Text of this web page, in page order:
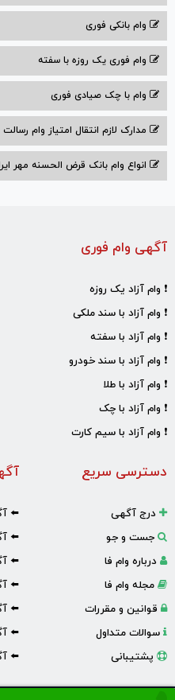
وام بانکی فوری
وام فوری یک روزه با سفته
وام با‌ چک صیادی‌ فوری
مدارک لازم انتقال امتیاز وام رسالت
انواع وام بانک قرض الحسنه مهر ایران
آگهی وام فوری
❗ وام آزاد یک روزه
❗ وام آزاد با سند ملکی
❗ وام آزاد با سفته
❗ وام آزاد با سند خودرو
❗ وام آزاد با طلا
❗ وام آزاد با چک
❗ وام آزاد با سیم کارت
⬅️
⬅️
⬅️
⬅️
⬅️
⬅️
⬅️
دسترسی سریع
درج آگهی
جست و جو
درباره وام فا
مجله وام فا
قوانین و مقررات
سوالات متداول
پشتیبانی